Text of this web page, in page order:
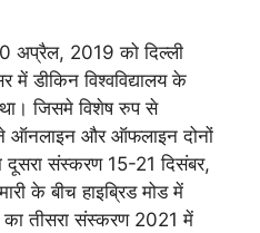
अप्रैल, 2019 को दिल्ली
डीकिन विश्वविद्यालय के
जिसमे विशेष रुप से
ने ऑनलाइन और ऑफलाइन दोनों
दूसरा संस्करण 15-21 दिसंबर,
के बीच हाइब्रिड मोड में
का तीसरा संस्करण 2021 में